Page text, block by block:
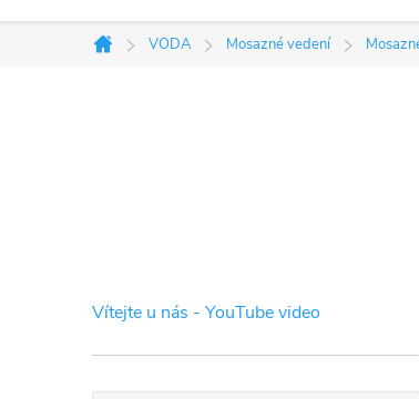
Domů
VODA Mosazné vedení
t
r
Vítejte u nás - YouTube video